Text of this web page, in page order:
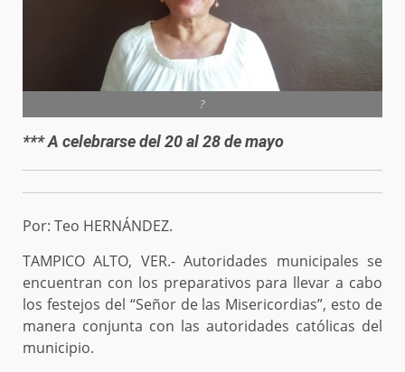
?
*** A celebrarse del 20 al 28 de mayo
Por: Teo HERNÁNDEZ.
TAMPICO ALTO, VER.- Autoridades municipales se
encuentran con los preparativos para llevar a cabo
los festejos del “Señor de las Misericordias”, esto de
manera conjunta con las autoridades católicas del
municipio.